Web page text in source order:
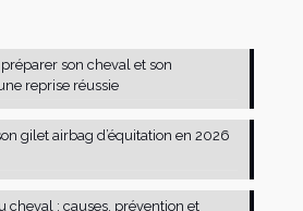
son cheval et son
reprise réussie
gilet airbag d’équitation en 2026
cheval : causes, prévention et